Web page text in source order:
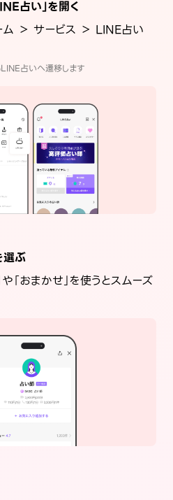
占い」を開く
ム ＞ サービス ＞ LINE占い
占いへ遷移します
選ぶ
「おまかせ」を使うとスムーズ